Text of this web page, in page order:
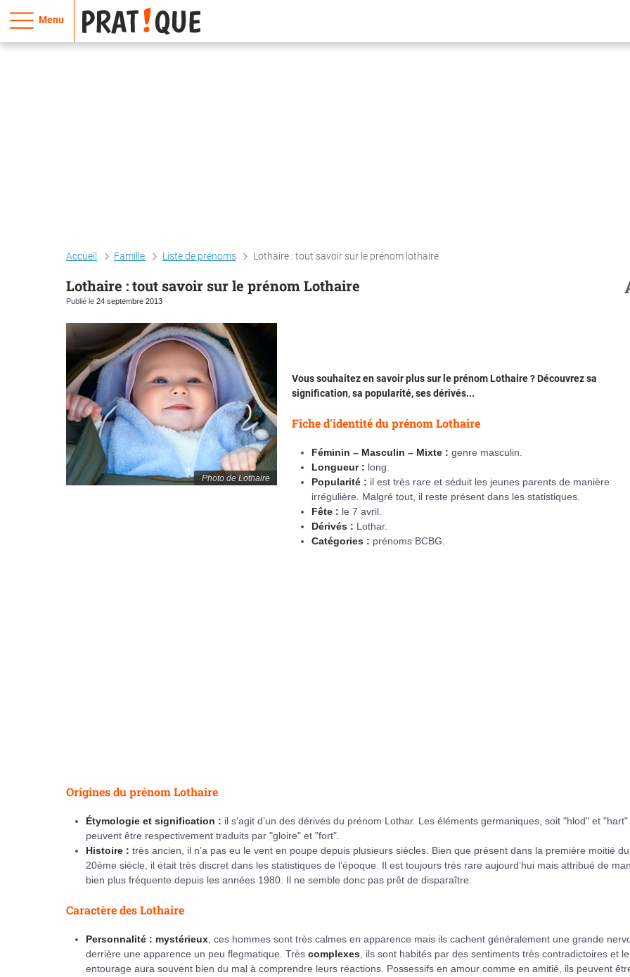
Menu
Accueil Famille Liste de prénoms Lothaire : tout savoir sur le prénom lothaire
Lothaire : tout savoir sur le prénom Lothaire
Publié le 24 septembre 2013
Photo de Lothaire
Vous souhaitez en savoir plus sur le prénom Lothaire ? Découvrez sa
signification, sa popularité, ses dérivés...
Fiche d'identité du prénom Lothaire
Féminin – Masculin – Mixte : genre masculin.
Longueur : long.
Popularité : il est très rare et séduit les jeunes parents de manière
irrégulière. Malgré tout, il reste présent dans les statistiques.
Fête : le 7 avril.
Dérivés : Lothar.
Catégories : prénoms BCBG.
Origines du prénom Lothaire
Étymologie et signification : il s’agit d’un des dérivés du prénom Lothar. Les éléments germaniques, soit "hlod" et "hart"
peuvent être respectivement traduits par "gloire" et "fort".
Histoire : très ancien, il n’a pas eu le vent en poupe depuis plusieurs siècles. Bien que présent dans la première moitié du
20ème siècle, il était très discret dans les statistiques de l’époque. Il est toujours très rare aujourd’hui mais attribué de
bien plus fréquente depuis les années 1980. Il ne semble donc pas prêt de disparaître.
Caractère des Lothaire
Personnalité : mystérieux , ces hommes sont très calmes en apparence mais ils cachent généralement une grande
derrière une apparence un peu flegmatique. Très complexes , ils sont habités par des sentiments très contradictoires et
entourage aura souvent bien du mal à comprendre leurs réactions. Possessifs en amour comme en amitié, ils peuvent